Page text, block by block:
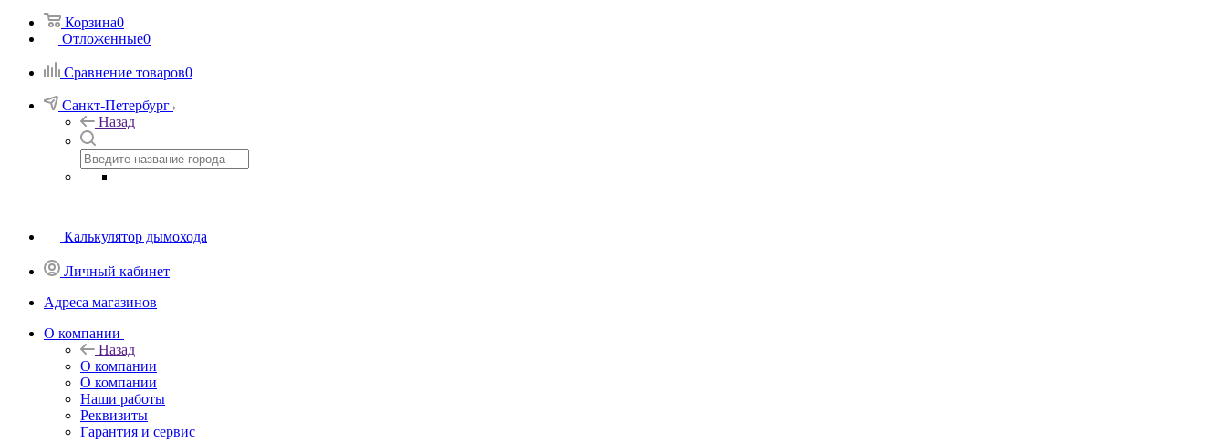
Корзина0
Отложенные0
Сравнение товаров0
Санкт-Петербург
Назад
Калькулятор дымохода
Личный кабинет
Адреса магазинов
O компании
Назад
O компании
О компании
Наши работы
Реквизиты
Гарантия и сервис